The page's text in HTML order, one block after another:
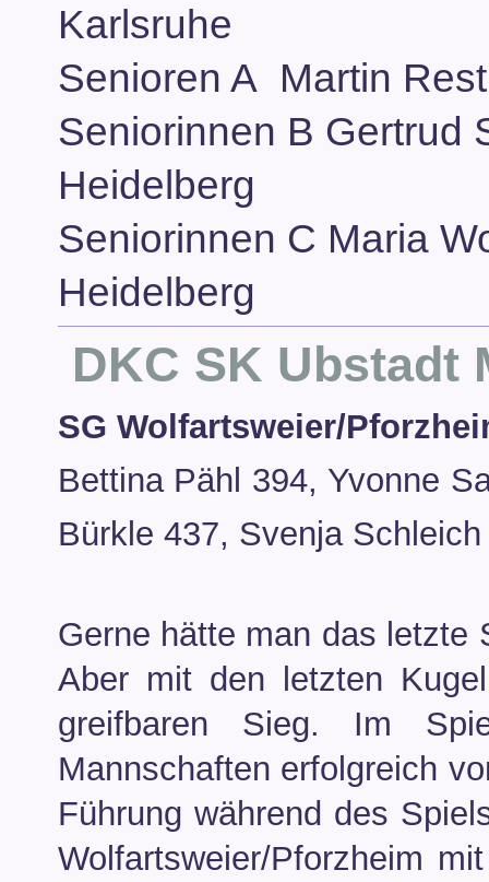
Karlsruhe
Senioren A Martin
Seniorinnen B Gertrud
Heidelberg
Seniorinnen C Maria
Heidelberg
DKC SK Ubstadt
SG Wolfartsweier/
Bettina Pähl 394, Yvonne
Bürkle 437, Svenja
Gerne hätte man das letzte
Aber mit den letzten
greifbaren Sieg. Im
Mannschaften erfolgreich
Führung während des
Wolfartsweier/Pforzheim